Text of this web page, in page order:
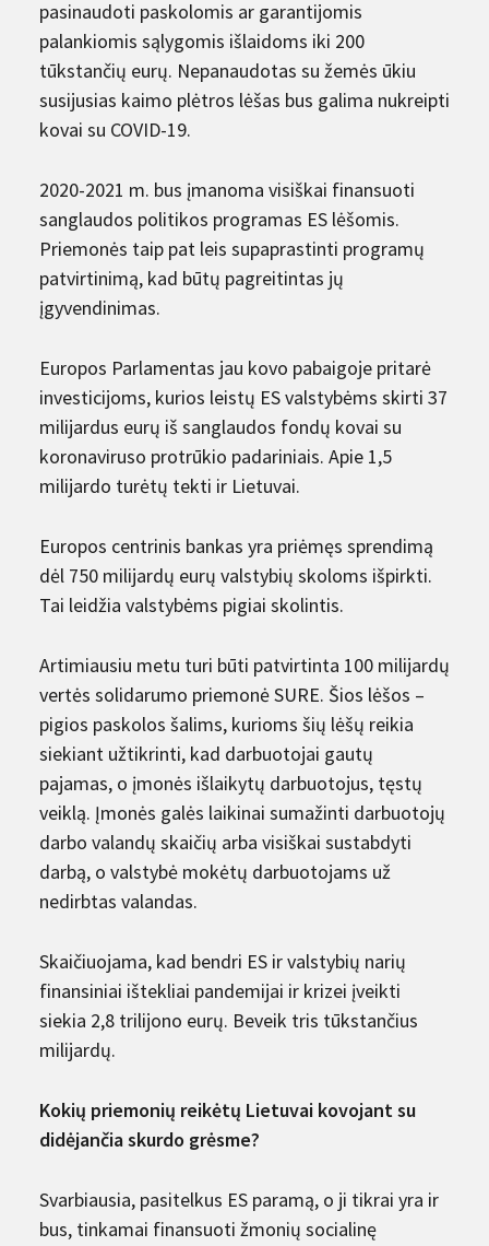
pasinaudoti paskolomis ar garantijomis
palankiomis sąlygomis išlaidoms iki 200
tūkstančių eurų. Nepanaudotas su žemės ūkiu
susijusias kaimo plėtros lėšas bus galima nukreipti
kovai su COVID-19.
2020-2021 m. bus įmanoma visiškai finansuoti
sanglaudos politikos programas ES lėšomis.
Priemonės taip pat leis supaprastinti programų
patvirtinimą, kad būtų pagreitintas jų
įgyvendinimas.
Europos Parlamentas jau kovo pabaigoje pritarė
investicijoms, kurios leistų ES valstybėms skirti 37
milijardus eurų iš sanglaudos fondų kovai su
koronaviruso protrūkio padariniais. Apie 1,5
milijardo turėtų tekti ir Lietuvai.
Europos centrinis bankas yra priėmęs sprendimą
dėl 750 milijardų eurų valstybių skoloms išpirkti.
Tai leidžia valstybėms pigiai skolintis.
Artimiausiu metu turi būti patvirtinta 100 milijardų
vertės solidarumo priemonė SURE. Šios lėšos –
pigios paskolos šalims, kurioms šių lėšų reikia
siekiant užtikrinti, kad darbuotojai gautų
pajamas, o įmonės išlaikytų darbuotojus, tęstų
veiklą. Įmonės galės laikinai sumažinti darbuotojų
darbo valandų skaičių arba visiškai sustabdyti
darbą, o valstybė mokėtų darbuotojams už
nedirbtas valandas.
Skaičiuojama, kad bendri ES ir valstybių narių
finansiniai ištekliai pandemijai ir krizei įveikti
siekia 2,8 trilijono eurų. Beveik tris tūkstančius
milijardų.
Kokių priemonių reikėtų Lietuvai kovojant su
didėjančia skurdo grėsme?
Svarbiausia, pasitelkus ES paramą, o ji tikrai yra ir
bus, tinkamai finansuoti žmonių socialinę